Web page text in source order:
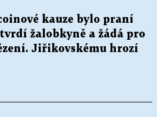
výzkumných institucí úzce
a firmami
kauze bylo praní
žalobkyně a žádá pro
Jiřikovskému hrozí